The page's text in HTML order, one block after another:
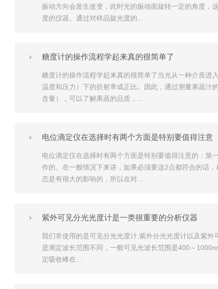
振动方向会发生改变，此时光的振动面旋转一定的角度，
度的仪器。通过对样品旋光度的...
糖度计的操作流程学起来真的很简单了
糖度计的操作流程学起来真的很简单了当光从一种介质进
温度和压力）下的折射率成正比。因此，通过测量果蔬汁
含量），可以了解果蔬的品质，...
电位滴定仪在选择时有两个方面是特别要值得注意
电位滴定仪在选择时有两个方面是特别要值得注意的：第
作的。在一般情况下来讲，如果必须要这2点都符合的话
态是有很大的影响的，所以在对...
紫外可见分光光度计是一类很重要的分析仪器
我们常使用的是可见分光光度计,紫外分光光度计以及紫
是测定波长范围不同，一般可见光波长范围是400～
定吸收峰在...